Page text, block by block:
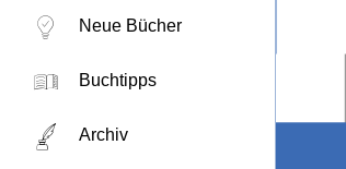
Neue Bücher
Buchtipps
Archiv